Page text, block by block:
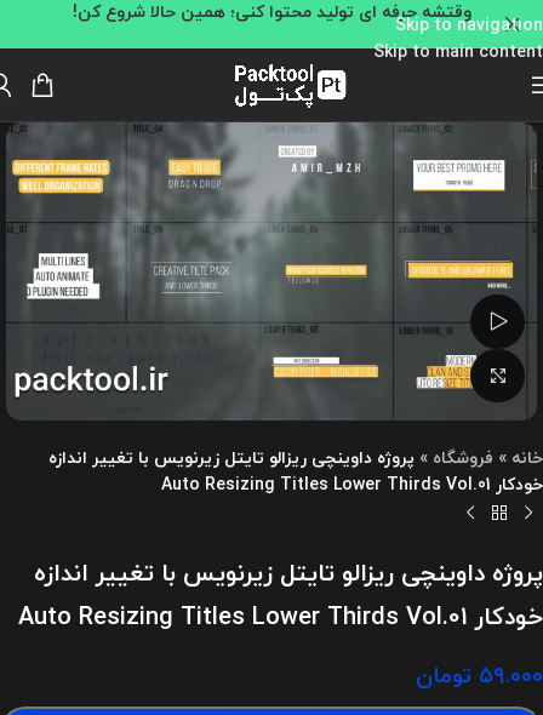
Skip to navigation
Skip to main content
وقتشه حرفه ای تولید محتوا کنی؛ همین حالا شروع کن!
تماشای ویدئو
بزرگنمایی تصویر
خانه » فروشگاه » پروژه داوینچی ریزالو تایتل زیرنویس با تغییر اندازه
خودکار Auto Resizing Titles Lower Thirds Vol.01
پروژه داوینچی ریزالو تایتل زیرنویس با تغییر اندازه
خودکار Auto Resizing Titles Lower Thirds Vol.01
۵۹.۰۰۰ تومان